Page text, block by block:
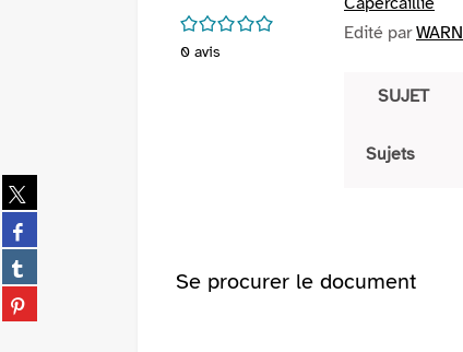
Partager
sur
twitter
(Nouvelle
fenêtre)
Partager
sur
facebook
(Nouvelle
fenêtre)
Partager
sur
tumblr
Partager
sur
/5
0 avis
Edité par
SUJET
Sujets
Se procurer le document